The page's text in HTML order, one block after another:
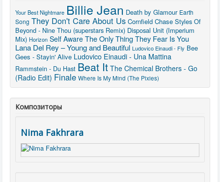
Your Best Nightmare Billie Jean Death by Glamour Earth
Song They Don't Care About Us Cornfield Chase Styles Of
Beyond - Nine Thou (superstars Remix) Disposal Unit (Imperium
Mix) Horizon Self Aware The Only Thing They Fear Is You
Lana Del Rey – Young and Beautiful Ludovico Einaudi - Fly Bee
Gees - Stayin' Alive Ludovico Einaudi - Una Mattina
Rammstein - Du Hast Beat It The Chemical Brothers - Go
(Radio Edit) Finale Where Is My Mind (The Pixies)
Композиторы
Nima Fakhrara